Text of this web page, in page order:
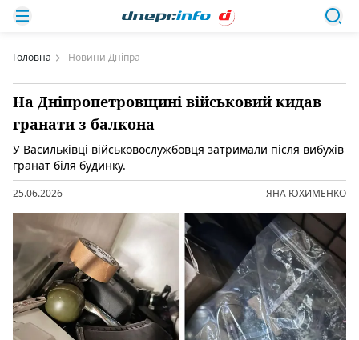
Головна Новини Дніпра
На Дніпропетровщині військовий кидав
гранати з балкона
У Васильківці військовослужбовця затримали після вибухів
гранат біля будинку.
25.06.2026 ЯНА ЮХИМЕНКО